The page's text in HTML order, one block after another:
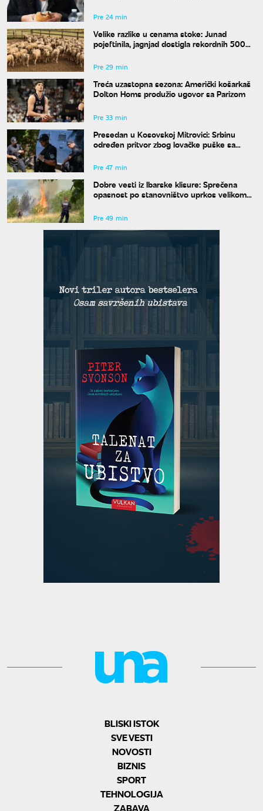
Pre 24 min
Velike razlike u cenama stoke: Junad
pojeftinila, jagnjad dostigla rekordnih 500
Pre 29 min
Treća uzastopna sezona: Američki košarkaš
Dolton Homs produžio ugovor sa Parizom
Pre 33 min
Presedan u Kosovskoj Mitrovici: Srbinu
određen pritvor zbog lovačke puške sa
Pre 47 min
Dobre vesti iz Ibarske klisure: Sprečena
opasnost po stanovništvo uprkos velikom
Pre 49 min
BLISKI ISTOK
SVE VESTI
NOVOSTI
BIZNIS
SPORT
TEHNOLOGIJA
ZABAVA